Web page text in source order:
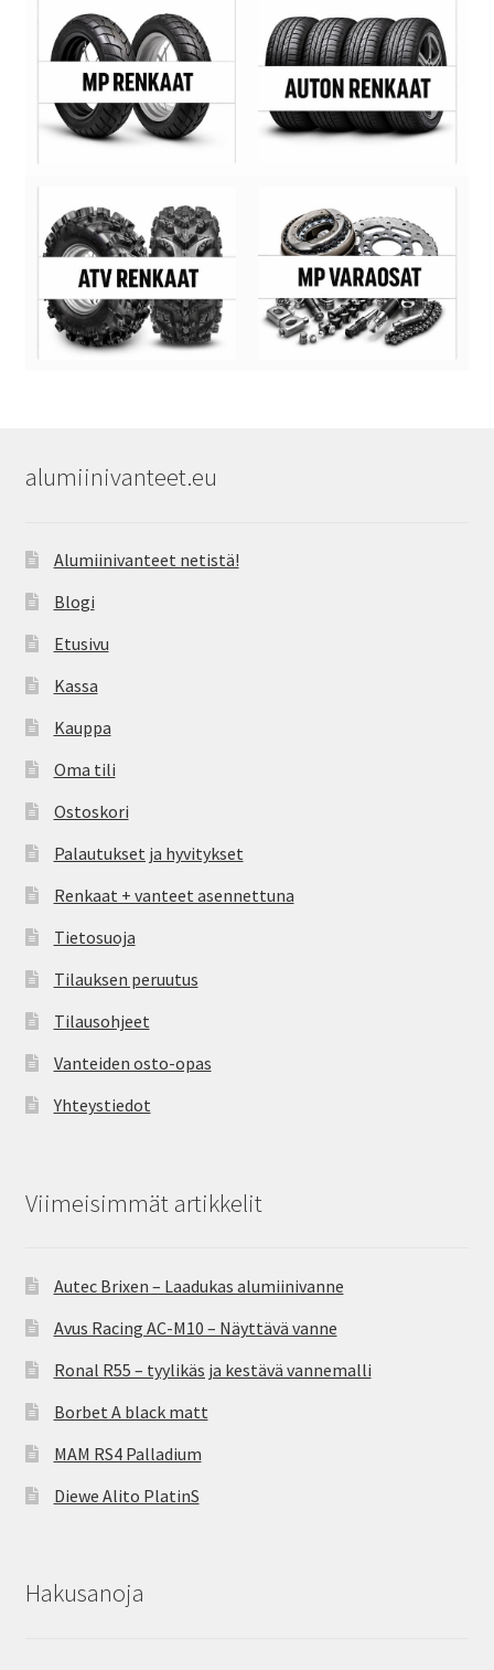
alumiinivanteet.eu
Alumiinivanteet netistä!
Blogi
Etusivu
Kassa
Kauppa
Oma tili
Ostoskori
Palautukset ja hyvitykset
Renkaat + vanteet asennettuna
Tietosuoja
Tilauksen peruutus
Tilausohjeet
Vanteiden osto-opas
Yhteystiedot
Viimeisimmät artikkelit
Autec Brixen – Laadukas alumiinivanne
Avus Racing AC-M10 – Näyttävä vanne
Ronal R55 – tyylikäs ja kestävä vannemalli
Borbet A black matt
MAM RS4 Palladium
Diewe Alito PlatinS
Hakusanoja